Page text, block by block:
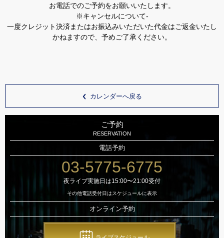
お電話でのご予約をお願いいたします。
※キャンセルについて-
一度クレジット決済またはお振込みいただいた代金はご返金いたし
かねますので、予めご了承ください。
カレンダーへ戻る
ご予約
RESERVATION
電話予約
03-5775-6775
夜ライブ実施日は15:00〜21:00受付
その他電話受付日はスケジュールに表示
オンライン予約